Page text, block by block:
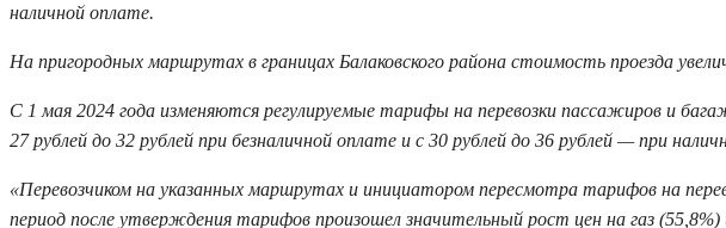
наличной оплате.
На пригородных маршрутах в границах Балаковского района стоимость проезда
С 1 мая 2024 года изменяются регулируемые тарифы на перевозки пассажиров и
27 рублей до 32 рублей при безналичной оплате и с 30 рублей до 36 рублей — при
«Перевозчиком на указанных маршрутах и инициатором пересмотра тарифов на
период после утверждения тарифов произошел значительный рост цен на газ